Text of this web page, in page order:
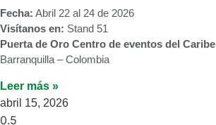
Fecha: Abril 22 al 24 de 2026
Visítanos en: Stand 51
Puerta de Oro Centro de eventos del Caribe
Barranquilla – Colombia
Leer más »
abril 15, 2026